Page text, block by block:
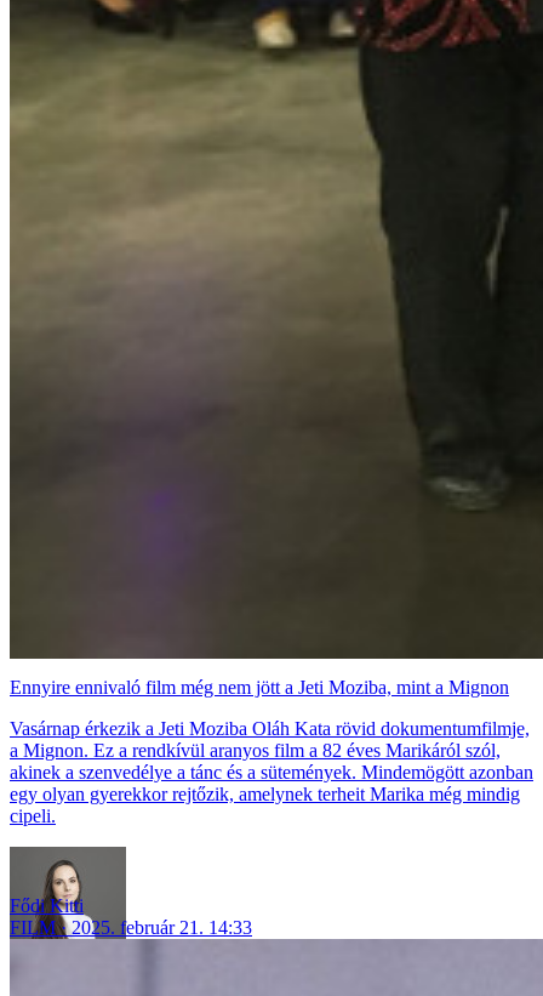
Ennyire ennivaló film még nem jött a Jeti Moziba, mint a Mignon
Vasárnap érkezik a Jeti Moziba Oláh Kata rövid dokumentumfilmje,
a Mignon. Ez a rendkívül aranyos film a 82 éves Marikáról szól,
akinek a szenvedélye a tánc és a sütemények. Mindemögött azonban
egy olyan gyerekkor rejtőzik, amelynek terheit Marika még mindig
cipeli.
Fődi Kitti
FILM
2025. február 21. 14:33